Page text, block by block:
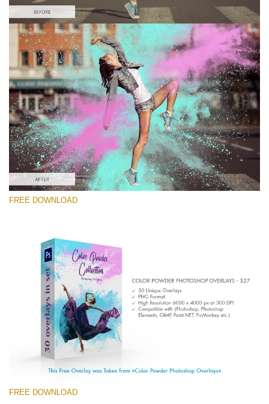
Kérlek, válassz
Free Photoshop Overlay #9
Small 800*533px
Color Powder
(30 Overlays)
Large 6000*4000px
Large 6000*4000px
Entire Collection
(1783 Overlays)
Large 6000*4000px
Ingyenes letöltés
FREE DOWNLOAD
FREE DOWNLOAD